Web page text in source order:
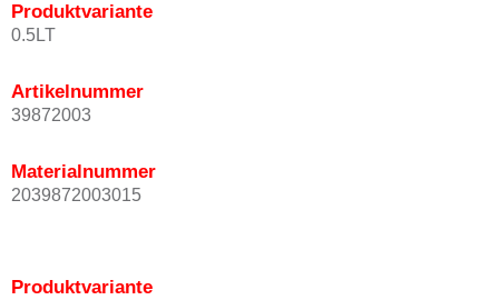
Produktvariante
0.5LT
Artikelnummer
39872003
Materialnummer
2039872003015
Produktvariante